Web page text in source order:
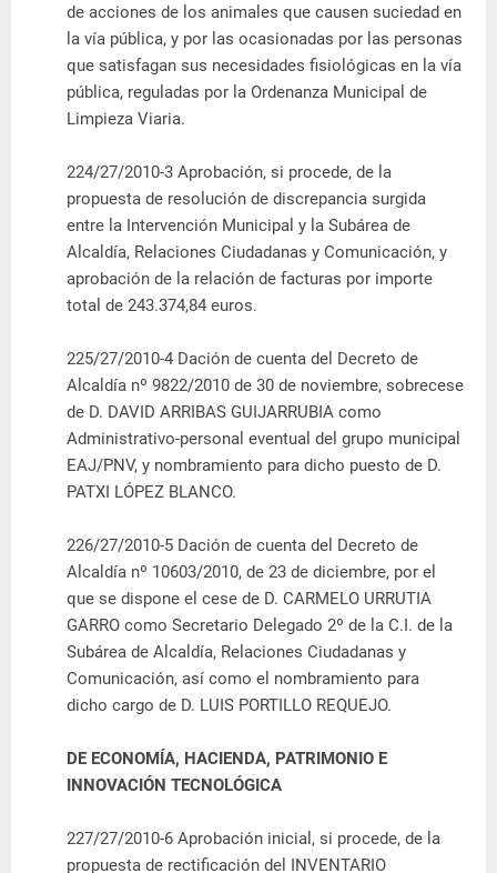
de acciones de los animales que causen suciedad en
la vía pública, y por las ocasionadas por las personas
que satisfagan sus necesidades fisiológicas en la vía
pública, reguladas por la Ordenanza Municipal de
Limpieza Viaria.
224/27/2010-3 Aprobación, si procede, de la
propuesta de resolución de discrepancia surgida
entre la Intervención Municipal y la Subárea de
Alcaldía, Relaciones Ciudadanas y Comunicación, y
aprobación de la relación de facturas por importe
total de 243.374,84 euros.
225/27/2010-4 Dación de cuenta del Decreto de
Alcaldía nº 9822/2010 de 30 de noviembre, sobrecese
de D. DAVID ARRIBAS GUIJARRUBIA como
Administrativo-personal eventual del grupo municipal
EAJ/PNV, y nombramiento para dicho puesto de D.
PATXI LÓPEZ BLANCO.
226/27/2010-5 Dación de cuenta del Decreto de
Alcaldía nº 10603/2010, de 23 de diciembre, por el
que se dispone el cese de D. CARMELO URRUTIA
GARRO como Secretario Delegado 2º de la C.I. de la
Subárea de Alcaldía, Relaciones Ciudadanas y
Comunicación, así como el nombramiento para
dicho cargo de D. LUIS PORTILLO REQUEJO.
DE ECONOMÍA, HACIENDA, PATRIMONIO E
INNOVACIÓN TECNOLÓGICA
227/27/2010-6 Aprobación inicial, si procede, de la
propuesta de rectificación del INVENTARIO